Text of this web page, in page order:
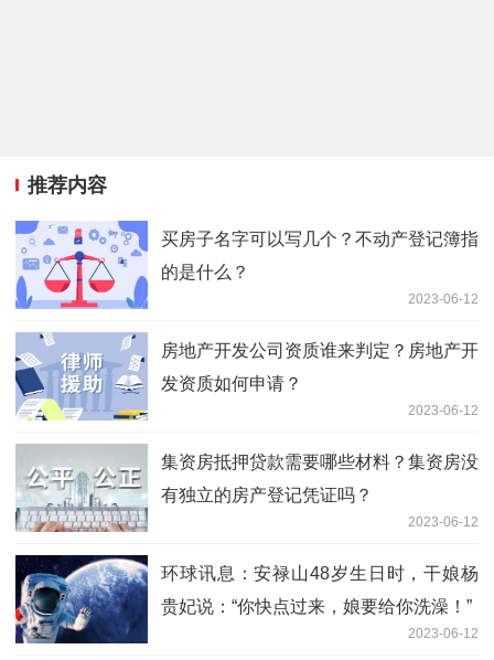
推荐内容
买房子名字可以写几个？不动产登记簿指
的是什么？
2023-06-12
房地产开发公司资质谁来判定？房地产开
发资质如何申请？
2023-06-12
集资房抵押贷款需要哪些材料？集资房没
有独立的房产登记凭证吗？
2023-06-12
环球讯息：安禄山48岁生日时，干娘杨
贵妃说：“你快点过来，娘要给你洗澡！”
2023-06-12